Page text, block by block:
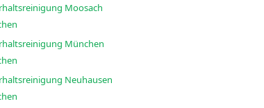
Moosach
München
Neuhausen